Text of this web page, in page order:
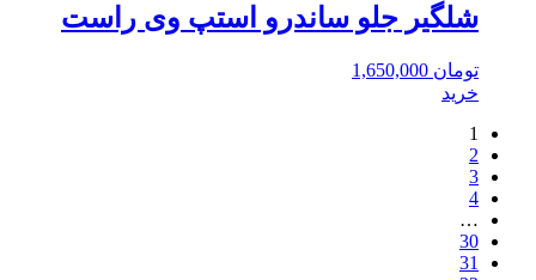
شلگیر جلو ساندرو استپ وی راست
تومان
خرید
1
2
3
4
…
30
31